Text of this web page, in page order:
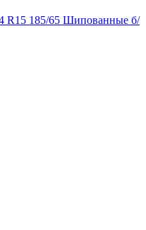
R15 185/65 Шипованные б/